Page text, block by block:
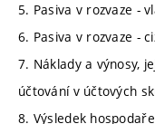
5. Pasiva v rozvaze -
6. Pasiva v rozvaze -
7. Náklady a výnosy,
účtování v účtových
8. Výsledek